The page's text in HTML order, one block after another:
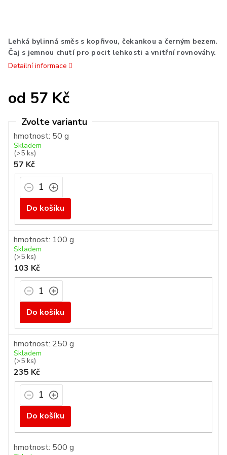
Lehká bylinná směs s kopřivou, čekankou a černým bezem.
Čaj s jemnou chutí pro pocit lehkosti a vnitřní rovnováhy.
Detailní informace
od 57 Kč
cena:
hmotnost: 50 g
Skladem
(>5 ks)
57 Kč
Do košíku
hmotnost: 100 g
Skladem
(>5 ks)
103 Kč
Do košíku
hmotnost: 250 g
Skladem
(>5 ks)
235 Kč
Do košíku
hmotnost: 500 g